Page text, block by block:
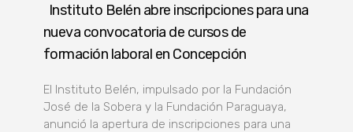
Instituto Belén abre inscripciones para una
nueva convocatoria de cursos de
formación laboral en Concepción
El Instituto Belén, impulsado por la Fundación
José de la Sobera y la Fundación Paraguaya,
anunció la apertura de inscripciones para una